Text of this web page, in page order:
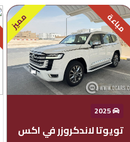
مميز مباعة
2025
تويوتا لاندكروزر في اكس